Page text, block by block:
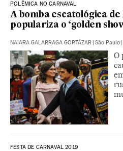
POLÊMICA NO CARNAVAL
A bomba escatológica
populariza o ‘golden
NAIARA GALARRAGA GORTÁZAR | São Paulo |
O
FESTA DE CARNAVAL 2019